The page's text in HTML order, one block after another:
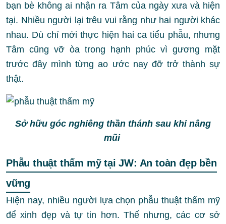
bạn bè không ai nhận ra Tâm của ngày xưa và hiện
tại. Nhiều người lại trêu vui rằng như hai người khác
nhau. Dù chỉ mới thực hiện hai ca tiểu phẫu, nhưng
Tâm cũng vỡ òa trong hạnh phúc vì gương mặt
trước đây mình từng ao ước nay đỡ trở thành sự
thật.
Sở hữu góc nghiêng thần thánh sau khi nâng
mũi
Phẫu thuật thẩm mỹ tại JW: An toàn đẹp bền
vững
Hiện nay, nhiều người lựa chọn phẫu thuật thẩm mỹ
để xinh đẹp và tự tin hơn. Thế nhưng, các cơ sở